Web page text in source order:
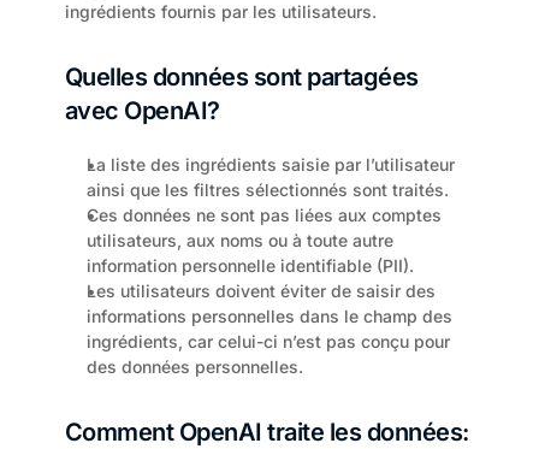
ingrédients fournis par les utilisateurs.
Quelles données sont partagées
avec OpenAI?
La liste des ingrédients saisie par l’utilisateur
ainsi que les filtres sélectionnés sont traités.
Ces données ne sont pas liées aux comptes
utilisateurs, aux noms ou à toute autre
information personnelle identifiable (PII).
Les utilisateurs doivent éviter de saisir des
informations personnelles dans le champ des
ingrédients, car celui-ci n’est pas conçu pour
des données personnelles.
Comment OpenAI traite les données: